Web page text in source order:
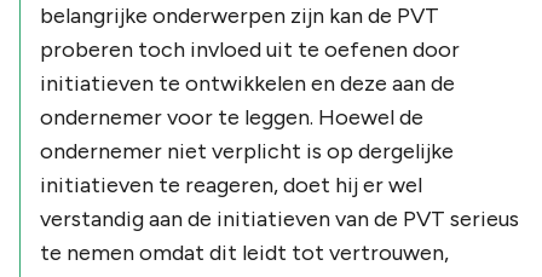
belangrijke onderwerpen zijn kan de PVT
proberen toch invloed uit te oefenen door
initiatieven te ontwikkelen en deze aan de
ondernemer voor te leggen. Hoewel de
ondernemer niet verplicht is op dergelijke
initiatieven te reageren, doet hij er wel
verstandig aan de initiatieven van de PVT serieus
te nemen omdat dit leidt tot vertrouwen,